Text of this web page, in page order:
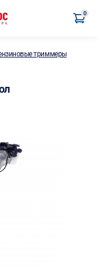
0
триммеры